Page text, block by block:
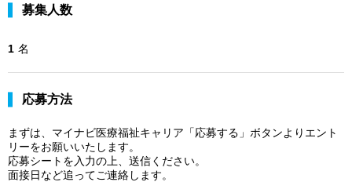
募集人数
1 名
応募方法
まずは、マイナビ医療福祉キャリア「応募する」ボタンよりエント
リーをお願いいたします。
応募シートを入力の上、送信ください。
面接日など追ってご連絡します。